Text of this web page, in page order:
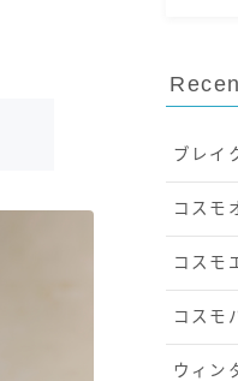
ブレイ
コスモ
コスモ
コスモ
ウィン